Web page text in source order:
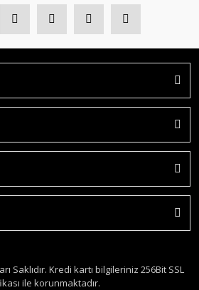
Saklıdır. Kredi kartı bilgileriniz 256Bit SSL
ile korunmaktadır.